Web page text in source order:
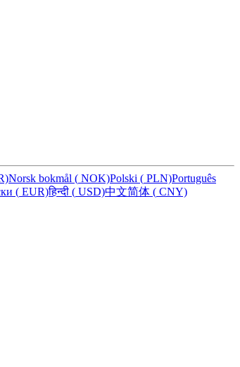
Norsk bokmål ( NOK)Polski ( PLN)Português
( EUR)हिन्दी ( USD)中文简体 ( CNY)